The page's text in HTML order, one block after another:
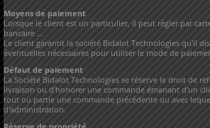
Moyens de paiement
Lorsque le client est un particulier, il peut régler par
bancaire …
Le client garantit la société Bidalot Technologies qu'il
éventuelles nécessaires pour utiliser le mode de
Défaut de paiement
La Société Bidalot Technologies se réserve le droit de
livraison ou d'honorer une commande émanant d'un
tout ou partie une commande précédente ou avec
d'administration.